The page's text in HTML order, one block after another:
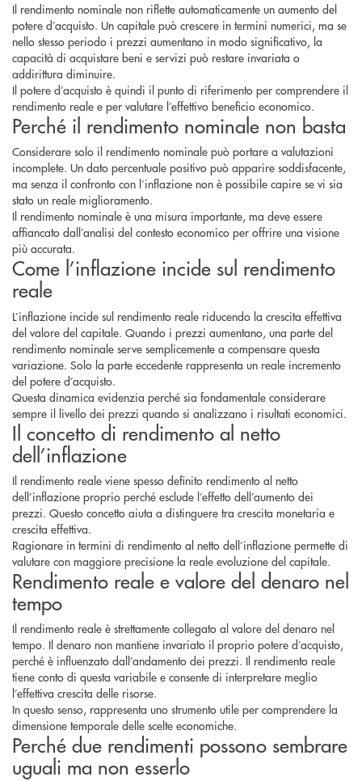
Il rendimento nominale non riflette automaticamente un aumento del
potere d’acquisto. Un capitale può crescere in termini numerici, ma se
nello stesso periodo i prezzi aumentano in modo significativo, la
capacità di acquistare beni e servizi può restare invariata o
addirittura diminuire.
Il potere d’acquisto è quindi il punto di riferimento per comprendere il
rendimento reale e per valutare l’effettivo beneficio economico.
Perché il rendimento nominale non basta
Considerare solo il rendimento nominale può portare a valutazioni
incomplete. Un dato percentuale positivo può apparire soddisfacente,
ma senza il confronto con l’inflazione non è possibile capire se vi sia
stato un reale miglioramento.
Il rendimento nominale è una misura importante, ma deve essere
affiancato dall’analisi del contesto economico per offrire una visione
più accurata.
Come l’inflazione incide sul rendimento
reale
L’inflazione incide sul rendimento reale riducendo la crescita effettiva
del valore del capitale. Quando i prezzi aumentano, una parte del
rendimento nominale serve semplicemente a compensare questa
variazione. Solo la parte eccedente rappresenta un reale incremento
del potere d’acquisto.
Questa dinamica evidenzia perché sia fondamentale considerare
sempre il livello dei prezzi quando si analizzano i risultati economici.
Il concetto di rendimento al netto
dell’inflazione
Il rendimento reale viene spesso definito rendimento al netto
dell’inflazione proprio perché esclude l’effetto dell’aumento dei
prezzi. Questo concetto aiuta a distinguere tra crescita monetaria e
crescita effettiva.
Ragionare in termini di rendimento al netto dell’inflazione permette di
valutare con maggiore precisione la reale evoluzione del capitale.
Rendimento reale e valore del denaro nel
tempo
Il rendimento reale è strettamente collegato al valore del denaro nel
tempo. Il denaro non mantiene invariato il proprio potere d’acquisto,
perché è influenzato dall’andamento dei prezzi. Il rendimento reale
tiene conto di questa variabile e consente di interpretare meglio
l’effettiva crescita delle risorse.
In questo senso, rappresenta uno strumento utile per comprendere la
dimensione temporale delle scelte economiche.
Perché due rendimenti possono sembrare
uguali ma non esserlo